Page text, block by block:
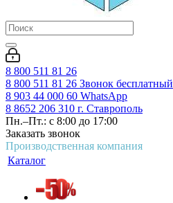
8 800 511 81 26
8 800 511 81 26 Звонок бесплатный
8 903 44 000 60 WhatsАpp
8 8652 206 310 г. Ставрополь
Пн.–Пт.: с 8:00 до 17:00
Заказать звонок
Производственная компания
Каталог